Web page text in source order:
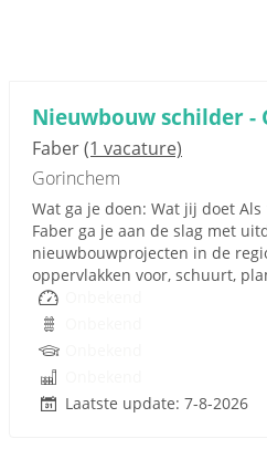
Nieuwbouw schilder -
Faber(1 vacature)
Gorinchem
Wat ga je doen: Wat jij doet
Faber ga je aan de slag met
nieuwbouwprojecten in de
oppervlakken voor, schuurt,
Laatste update: 7-8-2026